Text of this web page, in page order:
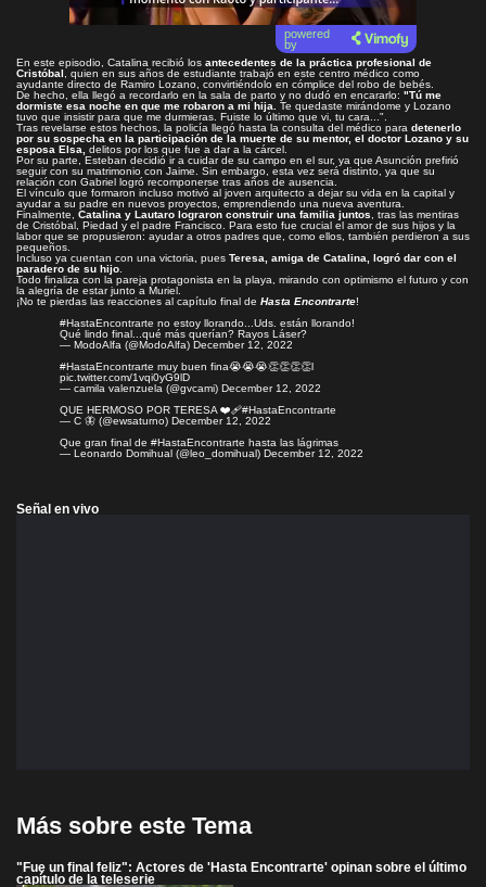
powered
by
En este episodio, Catalina recibió los antecedentes de la práctica profesional de
Cristóbal , quien en sus años de estudiante trabajó en este centro médico como
ayudante directo de Ramiro Lozano, convirtiéndolo en cómplice del robo de bebés.
De hecho, ella llegó a recordarlo en la sala de parto y no dudó en encararlo: "Tú me
dormiste esa noche en que me robaron a mi hija.
Te quedaste mirándome y Lozano
tuvo que insistir para que me durmieras. Fuiste lo último que vi, tu cara...".
Tras revelarse estos hechos, la policía llegó hasta la consulta del médico para detenerlo
por su sospecha en la participación de la muerte de su mentor, el doctor Lozano y su
esposa Elsa,
delitos por los que fue a dar a la cárcel.
Por su parte, Esteban decidió ir a cuidar de su campo en el sur, ya que Asunción prefirió
seguir con su matrimonio con Jaime. Sin embargo, esta vez será distinto, ya que su
relación con Gabriel logró recomponerse tras años de ausencia.
El vínculo que formaron incluso motivó al joven arquitecto a dejar su vida en la capital y
ayudar a su padre en nuevos proyectos, emprendiendo una nueva aventura.
Finalmente,
Catalina y Lautaro lograron construir una familia juntos , tras las mentiras
de Cristóbal, Piedad y el padre Francisco. Para esto fue crucial el amor de sus hijos y la
labor que se propusieron: ayudar a otros padres que, como ellos, también perdieron a sus
pequeños.
Incluso ya cuentan con una victoria, pues Teresa, amiga de Catalina, logró dar con el
paradero de su hijo
Todo finaliza con la pareja protagonista en la playa, mirando con optimismo el futuro y con
la alegría de estar junto a Muriel.
¡No te pierdas las reacciones al capítulo final de Hasta Encontrarte!
#HastaEncontrarte no estoy llorando...Uds. están llorando!
Qué lindo final...qué más querían? Rayos Láser?
— ModoAlfa (@ModoAlfa) December 12, 2022
#HastaEncontrarte muy buen fina😭😭😭👏👏👏👏l
pic.twitter.com/1vqi0yG9lD
— camila valenzuela (@gvcami) December 12, 2022
QUE HERMOSO POR TERESA ❤️‍🩹#HastaEncontrarte
— C 🦋 (@ewsaturno) December 12, 2022
Que gran final de #HastaEncontrarte hasta las lágrimas
— Leonardo Domihual (@leo_domihual) December 12, 2022
Señal en vivo
Más sobre este Tema
"Fue un final feliz": Actores de 'Hasta Encontrarte' opinan sobre el último
capítulo de la teleserie